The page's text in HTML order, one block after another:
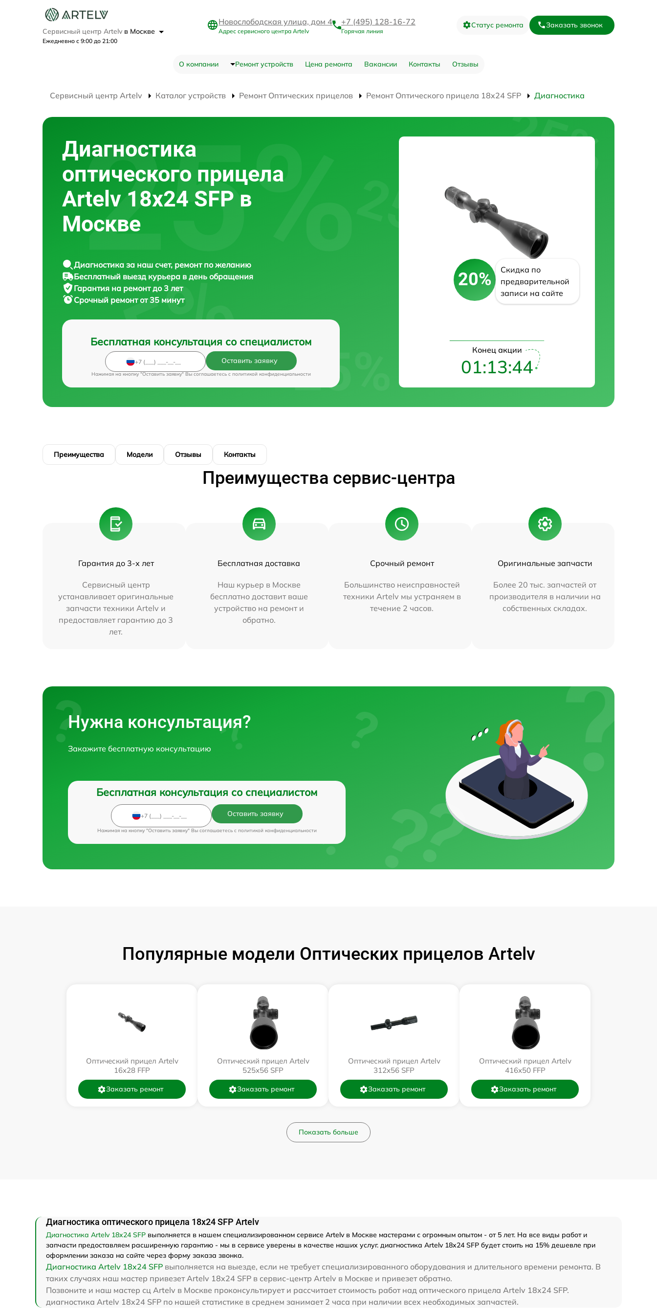
Сервисный центр Artelv в Москве
Ежедневно с 9:00 до 21:00
Новослободская улица, дом 4
Адрес сервисного центра Artelv
+7 (495) 128-16-72
Горячая линия
Статус ремонта Заказать звонок
О компании Ремонт устройств Цена ремонта Вакансии Контакты Отзывы
Сервисный центр Artelv Каталог устройств Ремонт Оптических прицелов Ремонт Оптического прицела 18x24 SFP Диагностика
Диагностика
оптического прицела
Artelv 18x24 SFP в
Москве
Диагностика за наш счет, ремонт по желанию
Бесплатный выезд курьера в день обращения
Гарантия на ремонт до 3 лет
Срочный ремонт от 35 минут
Бесплатная консультация со специалистом
Оставить заявку
Нажимая на кнопку "Оставить заявку" Вы соглашаетесь c политикой конфиденциальности
20%
Скидка по
предварительной
записи на сайте
Конец акции
01:13:43
Преимущества Модели Отзывы Контакты
Преимущества сервис-центра
Гарантия до 3-х лет
Сервисный центр
устанавливает оригинальные
запчасти техники Artelv и
предоставляет гарантию до 3
лет.
Бесплатная доставка
Наш курьер в Москве
бесплатно доставит ваше
устройство на ремонт и
обратно.
Срочный ремонт
Большинство неисправностей
техники Artelv мы устраняем в
течение 2 часов.
Оригинальные запчасти
Более 20 тыс. запчастей от
производителя в наличии на
собственных складах.
Нужна консультация?
Закажите бесплатную консультацию
Бесплатная консультация со специалистом
Оставить заявку
Нажимая на кнопку "Оставить заявку" Вы соглашаетесь c политикой конфиденциальности
Популярные модели Оптических прицелов Artelv
Оптический прицел Artelv
16x28 FFP
Заказать ремонт
Оптический прицел Artelv
525x56 SFP
Заказать ремонт
Оптический прицел Artelv
312x56 SFP
Заказать ремонт
Оптический прицел Artelv
416x50 FFP
Заказать ремонт
Показать больше
Диагностика оптического прицела 18x24 SFP Artelv
Диагностика Artelv 18x24 SFP выполняется в нашем специализированном сервисе Artelv в Москве мастерами с огромным опытом - от 5 лет. На все виды работ и
запчасти предоставляем расширенную гарантию - мы в сервисе уверены в качестве наших услуг. диагностика Artelv 18x24 SFP будет стоить на 15% дешевле при
оформлении заказа на сайте через форму заказа звонка.
Диагностика Artelv 18x24 SFP выполняется на выезде, если не требует специализированного оборудования и длительного времени ремонта. В
таких случаях наш мастер привезет Artelv 18x24 SFP в сервис-центр Artelv в Москве и привезет обратно.
Позвоните и наш мастер сц Artelv в Москве проконсультирует и рассчитает стоимость работ над оптического прицела Artelv 18x24 SFP.
диагностика Artelv 18x24 SFP по нашей статистике в среднем занимает 2 часа при наличии всех необходимых запчастей.